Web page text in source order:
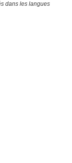
dans les langues